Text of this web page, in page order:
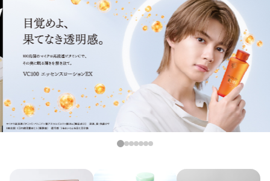
スキンケア
商品カテゴリーから探す
メイク落とし 洗顔
角質・導入美容液 化粧水
美容液
1234567